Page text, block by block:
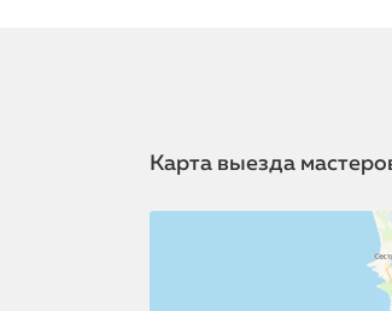
Карта выезда